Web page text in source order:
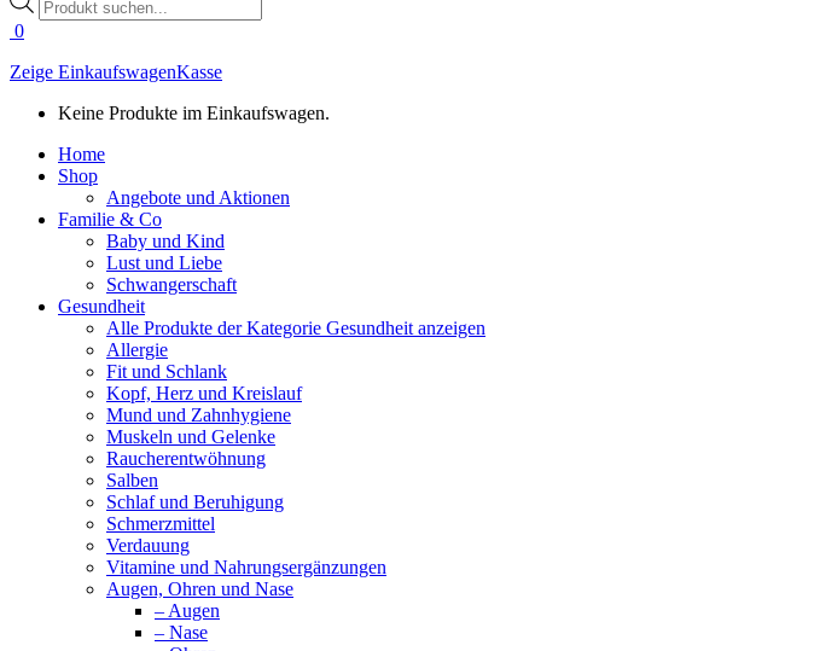
search
0
Zeige EinkaufswagenKasse
Keine Produkte im Einkaufswagen.
Home
Shop
Angebote und Aktionen
Familie & Co
Baby und Kind
Lust und Liebe
Schwangerschaft
Gesundheit
Alle Produkte der Kategorie Gesundheit anzeigen
Allergie
Fit und Schlank
Kopf, Herz und Kreislauf
Mund und Zahnhygiene
Muskeln und Gelenke
Raucherentwöhnung
Salben
Schlaf und Beruhigung
Schmerzmittel
Verdauung
Vitamine und Nahrungsergänzungen
Augen, Ohren und Nase
– Augen
– Nase